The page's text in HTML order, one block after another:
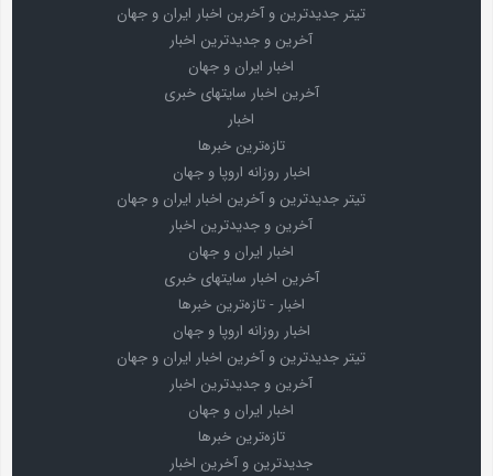
تیتر جدیدترین و آخرین اخبار ایران و جهان
آخرین و جدیدترین اخبار
اخبار ایران و جهان
آخرین اخبار سایتهای خبری
اخبار
تازه‌ترین خبرها
اخبار روزانه اروپا و جهان
تیتر جدیدترین و آخرین اخبار ایران و جهان
آخرین و جدیدترین اخبار
اخبار ایران و جهان
آخرین اخبار سایتهای خبری
اخبار - تازه‌ترین خبرها
اخبار روزانه اروپا و جهان
تیتر جدیدترین و آخرین اخبار ایران و جهان
آخرین و جدیدترین اخبار
اخبار ایران و جهان
تازه‌ترین خبرها
جدیدترین و آخرین اخبار